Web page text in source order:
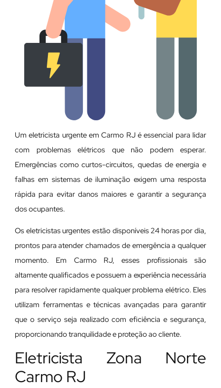
Um eletricista urgente em Carmo RJ é essencial para lidar
com problemas elétricos que não podem esperar.
Emergências como curtos-circuitos, quedas de energia e
falhas em sistemas de iluminação exigem uma resposta
rápida para evitar danos maiores e garantir a segurança
dos ocupantes.
Os eletricistas urgentes estão disponíveis 24 horas por dia,
prontos para atender chamados de emergência a qualquer
momento. Em Carmo RJ, esses profissionais são
altamente qualificados e possuem a experiência necessária
para resolver rapidamente qualquer problema elétrico. Eles
utilizam ferramentas e técnicas avançadas para garantir
que o serviço seja realizado com eficiência e segurança,
proporcionando tranquilidade e proteção ao cliente.
Eletricista Zona Norte
Carmo RJ